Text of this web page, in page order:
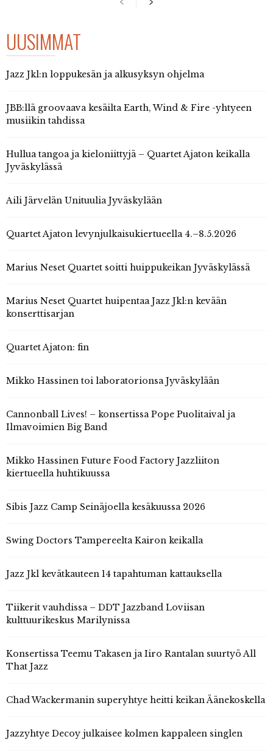
UUSIMMAT
Jazz Jkl:n loppukesän ja alkusyksyn ohjelma
JBB:llä groovaava kesäilta Earth, Wind & Fire -yhtyeen
musiikin tahdissa
Hullua tangoa ja kieloniittyjä – Quartet Ajaton keikalla
Jyväskylässä
Aili Järvelän Unituulia Jyväskylään
Quartet Ajaton levynjulkaisukiertueella 4.–8.5.2026
Marius Neset Quartet soitti huippukeikan Jyväskylässä
Marius Neset Quartet huipentaa Jazz Jkl:n kevään
konserttisarjan
Quartet Ajaton: fin
Mikko Hassinen toi laboratorionsa Jyväskylään
Cannonball Lives! – konsertissa Pope Puolitaival ja
Ilmavoimien Big Band
Mikko Hassinen Future Food Factory Jazzliiton
kiertueella huhtikuussa
Sibis Jazz Camp Seinäjoella kesäkuussa 2026
Swing Doctors Tampereelta Kairon keikalla
Jazz Jkl kevätkauteen 14 tapahtuman kattauksella
Tiikerit vauhdissa – DDT Jazzband Loviisan
kulttuurikeskus Marilynissa
Konsertissa Teemu Takasen ja Iiro Rantalan suurtyö All
That Jazz
Chad Wackermanin superyhtye heitti keikan Äänekoskella
Jazzyhtye Decoy julkaisee kolmen kappaleen singlen